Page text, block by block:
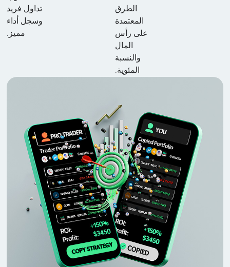
الطرق
المعتمدة
على رأس
المال
والنسبة
المئوية.
تداول فريد
وسجل أداء
مميز.